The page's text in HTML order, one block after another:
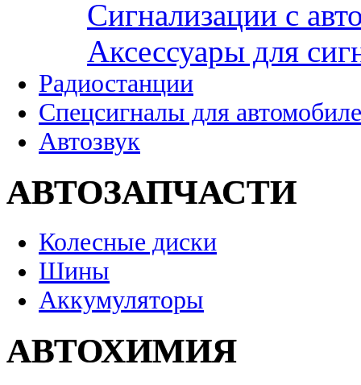
Сигнализации с
Аксессуары для
Радиостанции
Спецсигналы для
Автозвук
АВТОЗАПЧАСТИ
Колесные диски
Шины
Аккумуляторы
АВТОХИМИЯ